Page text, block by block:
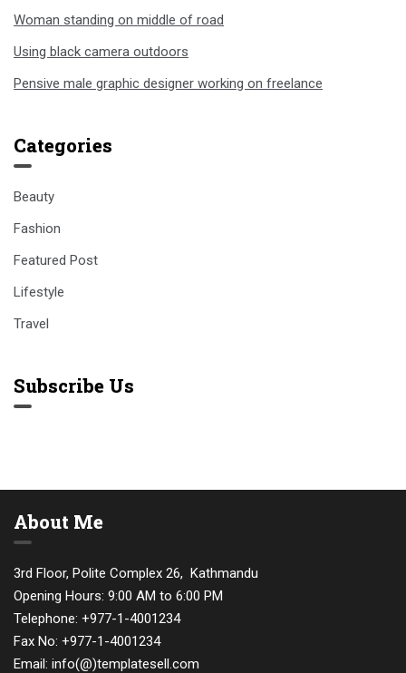
Woman standing on middle of road
Using black camera outdoors
Pensive male graphic designer working on freelance
Categories
Beauty
Fashion
Featured Post
Lifestyle
Travel
Subscribe Us
About Me
3rd Floor, Polite Complex 26, Kathmandu
Opening Hours: 9:00 AM to 6:00 PM
Telephone: +977-1-4001234
Fax No: +977-1-4001234
Email: info(@)templatesell.com